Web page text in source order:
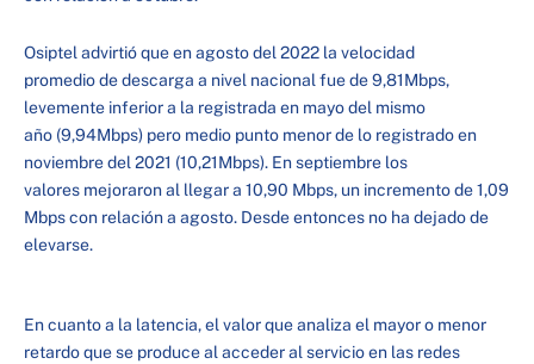
Osiptel advirtió que en agosto del 2022 la velocidad
promedio de descarga a nivel nacional fue de 9,81Mbps,
levemente inferior a la registrada en mayo del mismo
año (9,94Mbps) pero medio punto menor de lo registrado en
noviembre del 2021 (10,21Mbps). En septiembre los
valores mejoraron al llegar a 10,90 Mbps, un incremento de 1,09
Mbps con relación a agosto. Desde entonces no ha dejado de
elevarse.
En cuanto a la latencia, el valor que analiza el mayor o menor
retardo que se produce al acceder al servicio en las redes